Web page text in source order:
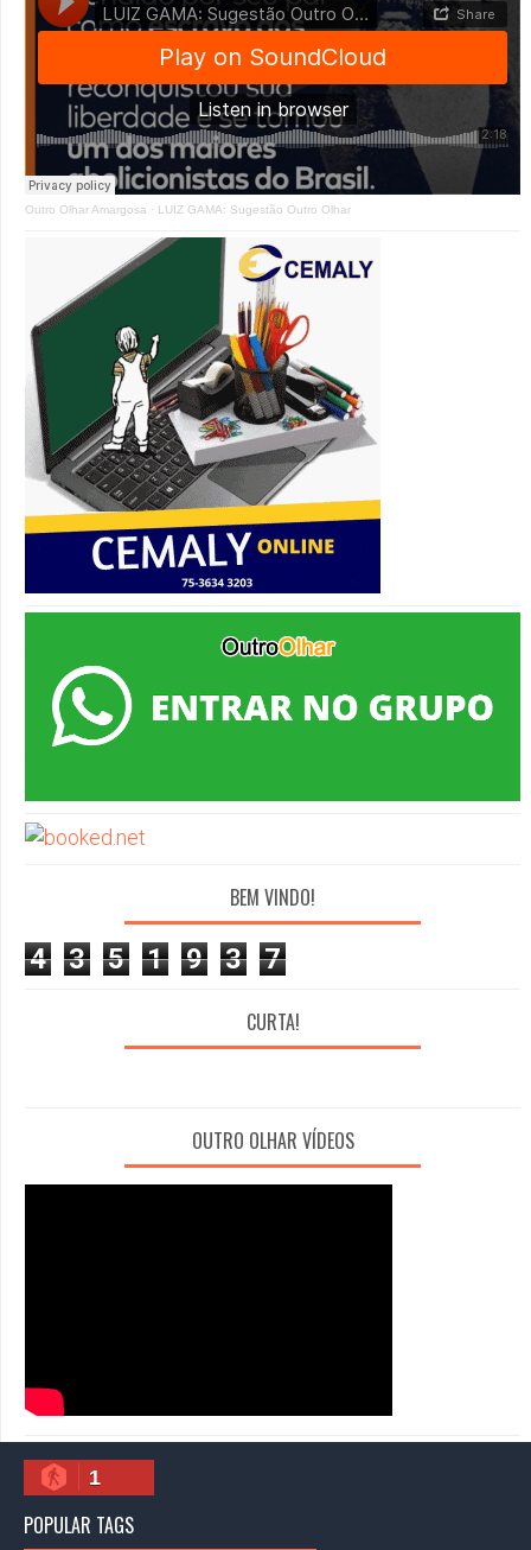
Outro Olhar Amargosa · LUIZ GAMA: Sugestão Outro Olhar
BEM VINDO!
4 3 5 1 9 3 7
CURTA!
OUTRO OLHAR VÍDEOS
1
POPULAR TAGS